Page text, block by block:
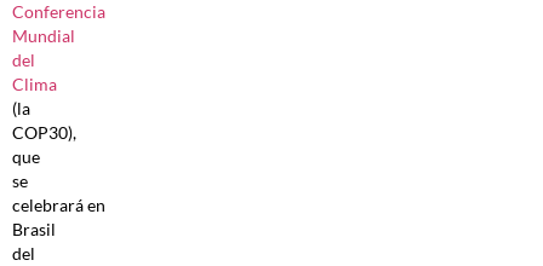
Conferencia
Mundial
del
Clima
(la
COP30),
que
se
celebrará en
Brasil
del